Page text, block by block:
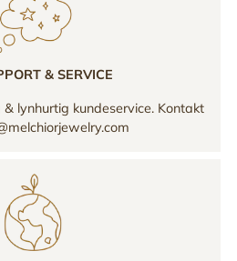
& SERVICE
lynhurtig kundeservice. Kontakt